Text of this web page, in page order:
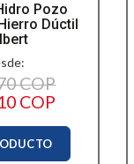
Pozo
Dúctil
COP
COP